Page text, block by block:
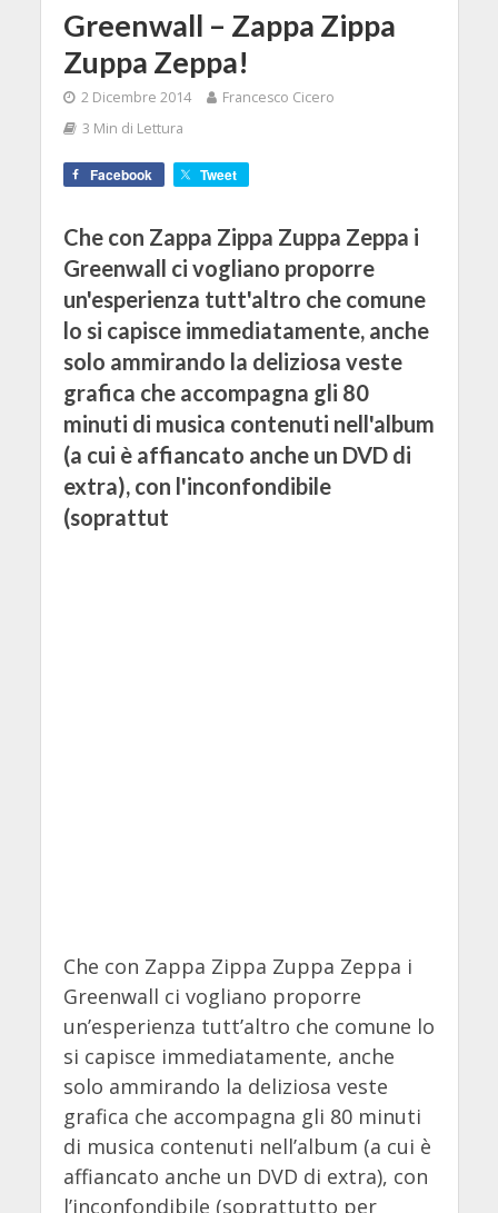
Greenwall – Zappa Zippa
Zuppa Zeppa!
2 Dicembre 2014
Francesco Cicero
3 Min di Lettura
Facebook Tweet
Che con Zappa Zippa Zuppa Zeppa i
Greenwall ci vogliano proporre
un'esperienza tutt'altro che comune
lo si capisce immediatamente, anche
solo ammirando la deliziosa veste
grafica che accompagna gli 80
minuti di musica contenuti nell'album
(a cui è affiancato anche un DVD di
extra), con l'inconfondibile
(soprattut
Che con Zappa Zippa Zuppa Zeppa i
Greenwall ci vogliano proporre
un’esperienza tutt’altro che comune lo
si capisce immediatamente, anche
solo ammirando la deliziosa veste
grafica che accompagna gli 80 minuti
di musica contenuti nell’album (a cui è
affiancato anche un DVD di extra), con
l’inconfondibile (soprattutto per